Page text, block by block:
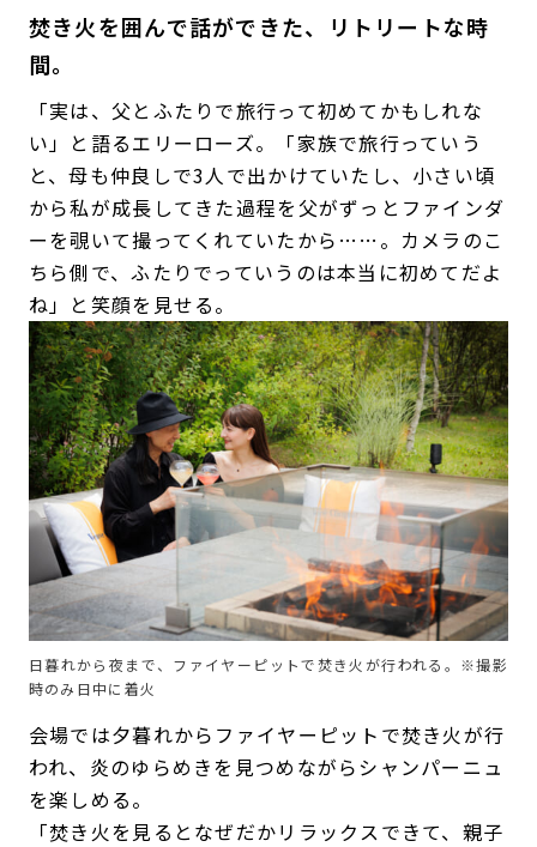
焚き火を囲んで話ができた、リトリートな時
間。
「実は、父とふたりで旅行って初めてかもしれな
い」と語るエリーローズ。「家族で旅行っていう
と、母も仲良しで3人で出かけていたし、小さい頃
から私が成長してきた過程を父がずっとファインダ
ーを覗いて撮ってくれていたから……。カメラのこ
ちら側で、ふたりでっていうのは本当に初めてだよ
ね」と笑顔を見せる。
日暮れから夜まで、ファイヤーピットで焚き火が行われる。※撮影
時のみ日中に着火
会場では夕暮れからファイヤーピットで焚き火が行
われ、炎のゆらめきを見つめながらシャンパーニュ
を楽しめる。
「焚き火を見るとなぜだかリラックスできて、親子